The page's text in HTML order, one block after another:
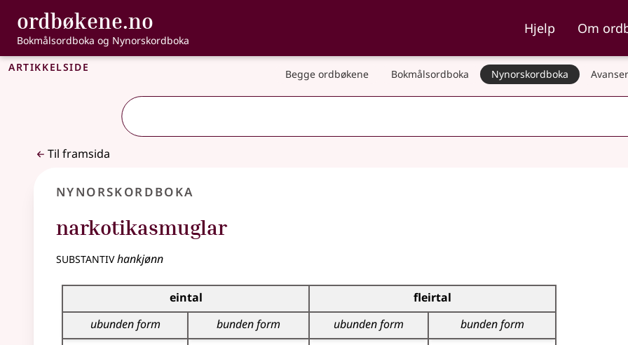
Gå til hovudinnhald
Tilgjenge
ordbøkene.no , Bokmålsordboka og Nynorskordboka
Bokmålsordboka og Nynorskordboka
Hjelp Om
Artikkelside Begge ordbøkene Bokmålsordboka Nynorskordboka
Til framsida
Nynorskordboka
narkotikasmuglar
substantivhankjønn
Bøyningstabell for dette substantivet
eintal
fleirtal
ubunden form
bunden form ubunden form
bunden form